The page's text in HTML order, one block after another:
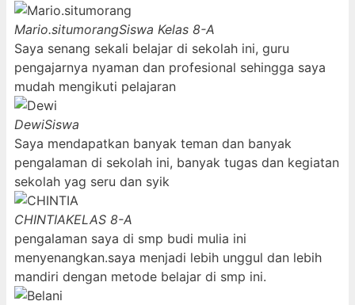
Mario.situmorangSiswa Kelas 8-A
Saya senang sekali belajar di sekolah ini, guru
pengajarnya nyaman dan profesional sehingga saya
mudah mengikuti pelajaran
DewiSiswa
Saya mendapatkan banyak teman dan banyak
pengalaman di sekolah ini, banyak tugas dan kegiatan
sekolah yag seru dan syik
CHINTIAKELAS 8-A
pengalaman saya di smp budi mulia ini
menyenangkan.saya menjadi lebih unggul dan lebih
mandiri dengan metode belajar di smp ini.